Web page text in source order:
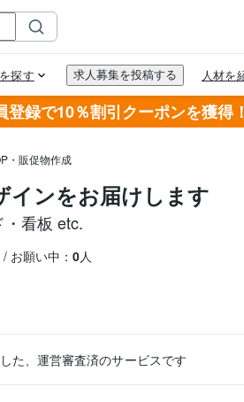
登録で10％割引クーポンを獲得！
・販促物作成
インをお届けします
看板 etc.
お願い中： 0人
た、運営審査済のサービスです